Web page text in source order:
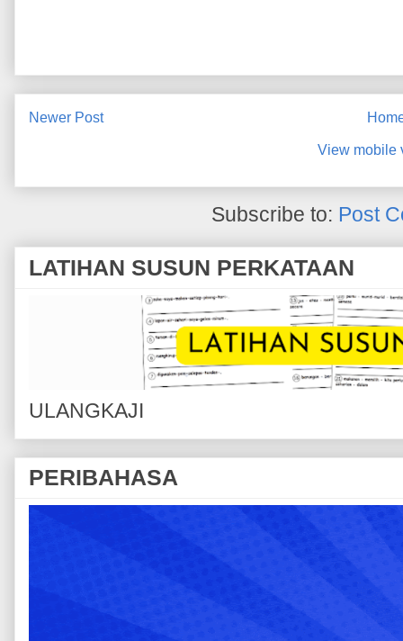
Newer Post
View mobile
Subscribe to: Post
LATIHAN SUSUN PERKATAAN
ULANGKAJI
PERIBAHASA